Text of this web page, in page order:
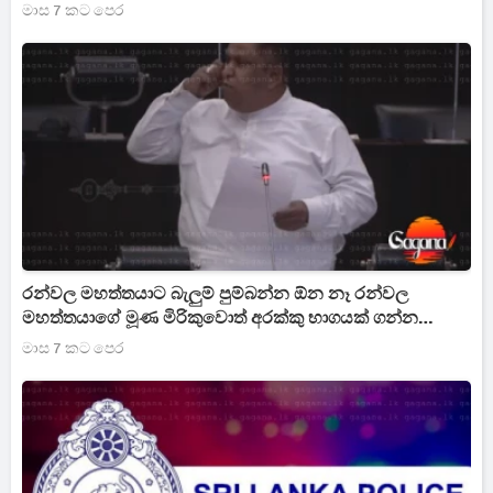
මාස 7 කට පෙර
රන්වල මහත්තයාට බැලුම් පුම්බන්න ඕන නෑ රන්වල
මහත්තයාගේ මූණ මිරිකුවොත් අරක්කු භාගයක් ගන්න
පුලුවන් - සුද්ද සිංහලෙන් කිව්ව චාමර
මාස 7 කට පෙර